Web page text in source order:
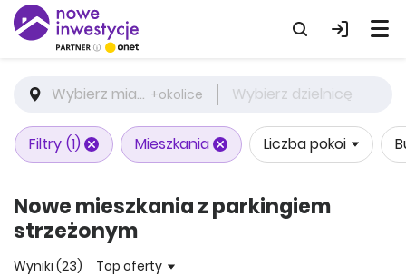
Wybierz miasto +okolice Wybierz dzielnicę
Filtry (1) Mieszkania Liczba pokoi
Nowe mieszkania z parkingiem
strzeżonym
Wyniki (23) Top oferty